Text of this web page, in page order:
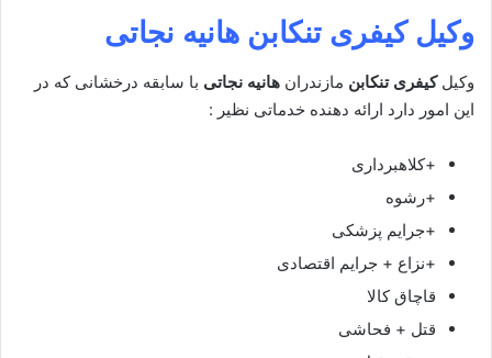
وکیل کیفری تنکابن هانیه نجاتی
وکیلکیفری تنکابن مازندران هانیه نجاتی با سابقه درخشانی که در
این امور دارد ارائه دهنده خدماتی نظیر :
+کلاهبرداری
+رشوه
+جرایم پزشکی
+نزاع + جرایم اقتصادی
قاچاق کالا
قتل + فحاشی